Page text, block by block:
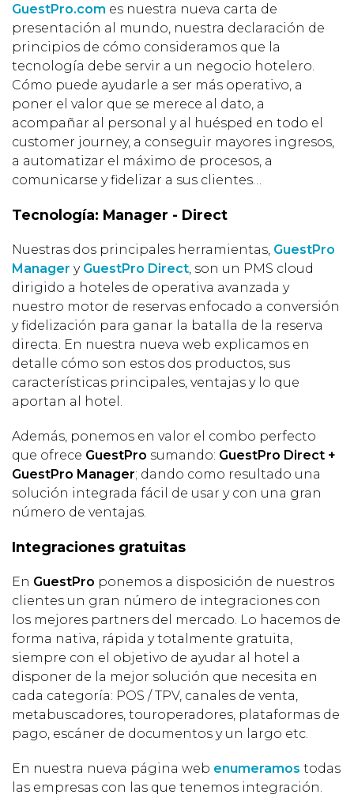
GuestPro.com es nuestra nueva carta de
presentación al mundo, nuestra declaración de
principios de cómo consideramos que la
tecnología debe servir a un negocio hotelero.
Cómo puede ayudarle a ser más operativo, a
poner el valor que se merece al dato, a
acompañar al personal y al huésped en todo el
customer journey, a conseguir mayores ingresos,
a automatizar el máximo de procesos, a
comunicarse y fidelizar a sus clientes…
Tecnología: Manager - Direct
Nuestras dos principales herramientas, GuestPro
Manager y GuestPro Direct, son un PMS cloud
dirigido a hoteles de operativa avanzada y
nuestro motor de reservas enfocado a conversión
y fidelización para ganar la batalla de la reserva
directa. En nuestra nueva web explicamos en
detalle cómo son estos dos productos, sus
características principales, ventajas y lo que
aportan al hotel.
Además, ponemos en valor el combo perfecto
que ofrece GuestPro sumando: GuestPro Direct +
GuestPro Manager; dando como resultado una
solución integrada fácil de usar y con una gran
número de ventajas.
Integraciones gratuitas
En GuestPro ponemos a disposición de nuestros
clientes un gran número de integraciones con
los mejores partners del mercado. Lo hacemos de
forma nativa, rápida y totalmente gratuita,
siempre con el objetivo de ayudar al hotel a
disponer de la mejor solución que necesita en
cada categoría: POS / TPV, canales de venta,
metabuscadores, touroperadores, plataformas de
pago, escáner de documentos y un largo etc.
En nuestra nueva página web enumeramos todas
las empresas con las que tenemos integración.